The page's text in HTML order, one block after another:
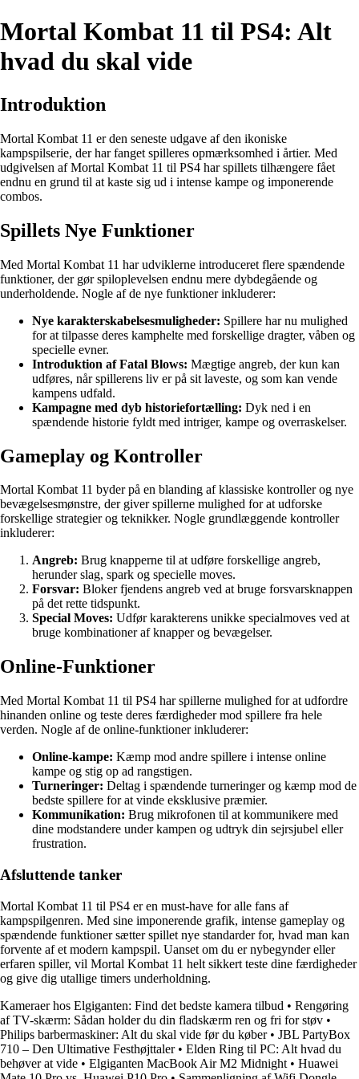
Mortal Kombat 11 til PS4: Alt
hvad du skal vide
Introduktion
Mortal Kombat 11 er den seneste udgave af den ikoniske
kampspilserie, der har fanget spilleres opmærksomhed i årtier. Med
udgivelsen af Mortal Kombat 11 til PS4 har spillets tilhængere fået
endnu en grund til at kaste sig ud i intense kampe og imponerende
combos.
Spillets Nye Funktioner
Med Mortal Kombat 11 har udviklerne introduceret flere spændende
funktioner, der gør spiloplevelsen endnu mere dybdegående og
underholdende. Nogle af de nye funktioner inkluderer:
Nye karakterskabelsesmuligheder: Spillere har nu mulighed
for at tilpasse deres kamphelte med forskellige dragter, våben og
specielle evner.
Introduktion af Fatal Blows: Mægtige angreb, der kun kan
udføres, når spillerens liv er på sit laveste, og som kan vende
kampens udfald.
Kampagne med dyb historiefortælling: Dyk ned i en
spændende historie fyldt med intriger, kampe og overraskelser.
Gameplay og Kontroller
Mortal Kombat 11 byder på en blanding af klassiske kontroller og nye
bevægelsesmønstre, der giver spillerne mulighed for at udforske
forskellige strategier og teknikker. Nogle grundlæggende kontroller
inkluderer:
Angreb: Brug knapperne til at udføre forskellige angreb,
herunder slag, spark og specielle moves.
Forsvar: Bloker fjendens angreb ved at bruge forsvarsknappen
på det rette tidspunkt.
Special Moves: Udfør karakterens unikke specialmoves ved at
bruge kombinationer af knapper og bevægelser.
Online-Funktioner
Med Mortal Kombat 11 til PS4 har spillerne mulighed for at udfordre
hinanden online og teste deres færdigheder mod spillere fra hele
verden. Nogle af de online-funktioner inkluderer:
Online-kampe: Kæmp mod andre spillere i intense online
kampe og stig op ad rangstigen.
Turneringer: Deltag i spændende turneringer og kæmp mod de
bedste spillere for at vinde eksklusive præmier.
Kommunikation: Brug mikrofonen til at kommunikere med
dine modstandere under kampen og udtryk din sejrsjubel eller
frustration.
Afsluttende tanker
Mortal Kombat 11 til PS4 er en must-have for alle fans af
kampspilgenren. Med sine imponerende grafik, intense gameplay og
spændende funktioner sætter spillet nye standarder for, hvad man kan
forvente af et modern kampspil. Uanset om du er nybegynder eller
erfaren spiller, vil Mortal Kombat 11 helt sikkert teste dine færdigheder
og give dig utallige timers underholdning.
Kameraer hos Elgiganten: Find det bedste kamera tilbud • Rengøring
af TV-skærm: Sådan holder du din fladskærm ren og fri for støv •
Philips barbermaskiner: Alt du skal vide før du køber• JBL PartyBox
710 – Den Ultimative Festhøjttaler• Elden Ring til PC: Alt hvad du
behøver at vide • Elgiganten MacBook Air M2 Midnight • Huawei